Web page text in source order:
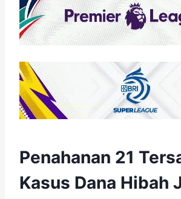
Penahanan 21
Kasus Dana Hibah